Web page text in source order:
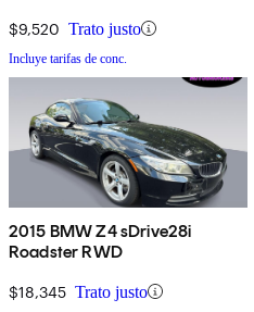
$9,520 Trato justo
Incluye tarifas de conc.
2015 BMW Z4 sDrive28i
Roadster RWD
$18,345 Trato justo